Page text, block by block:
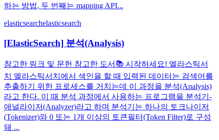
하는 방법, 두 번째는 mapping API...
elasticsearchelasticsearch
[ElasticSearch] 분석(Analysis)
참고한 링크 및 문헌 참고한 도서📚 시작하세요! 엘라스틱서
치 엘라스틱서치에서 색인을 할 때 입력된 데이터는 검색어를
추출하기 위한 프로세스를 거치는데 이 과정을 분석(Analysis)
라고 한다. 이 때 분석 과정에서 사용하는 프로그램을 분석기-
애널라이저(Analyzer)라고 하며 분석기는 하나의 토크나이저
(Tokenizer)와 0 또는 1개 이상의 토큰필터(Token Filter)로 구성
돼 ...